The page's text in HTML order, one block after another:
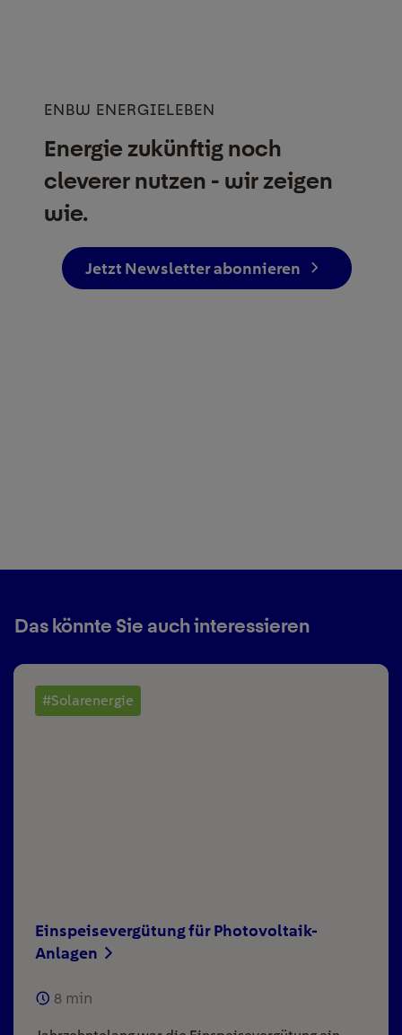
ENBW ENERGIELEBEN
Energie zukünftig noch
cleverer nutzen - wir zeigen
wie.
Jetzt Newsletter abonnieren
Das könnte Sie auch interessieren
#Solarenergie
Einspeisevergütung für Photovoltaik-
Anlagen
8 min